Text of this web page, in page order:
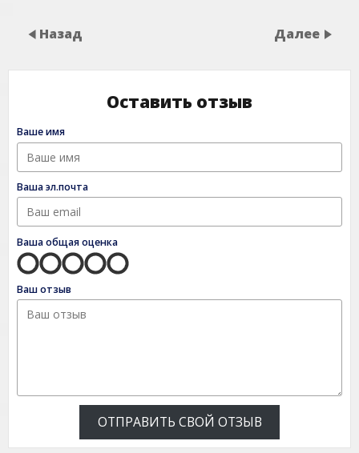
Назад Далее
Оставить отзыв
Ваше имя
Ваша эл.почта
Ваша общая оценка
Ваш отзыв
ОТПРАВИТЬ СВОЙ ОТЗЫВ